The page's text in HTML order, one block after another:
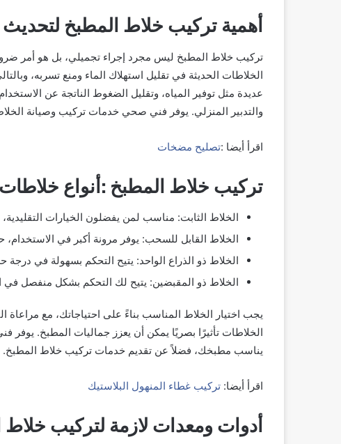
أهمية تركيب خلاط المطبخ
تركيب خلاط المطبخ ليس مجرد إجراء تجميلي، بل هو أمر
الخلاطات الحديثة في تقليل استهلاك الماء ومنع تسربه،
عديدة مثل توفير المياه، وتقليل الضغوط الناتجة عن
والتدبير المنزلي. يوفر فني صحي خدمات تركيب وصيانة
اقرأ أيضا :تصليح مضخات
تركيب خلاط المطبخ :أنواع خلاطات
الخلاط الثابت: مناسب لمن يفضلون الخيارات
الخلاط القابل للسحب: يوفر مرونة أكبر في
الخلاط ذو الذراع الواحد: يتيح التحكم بسهولة في درجة
الخلاط ذو المقبضين: يتيح لك التحكم بشكل منفصل في
يجب اختيار الخلاط المناسب بناءً على احتياجاتك، مع مراعاة
الخلاطات تأثيرًا بصريًا يمكن أن يعزز جماليات المطبخ.
يناسب مطبخك، فضلاً عن تقديم خدمات تركيب خلاط المطبخ.
اقرأ أيضا: تركيب غطاء المنهول البلاستيك
أدوات ومعدات لازمة لتركيب خلاط